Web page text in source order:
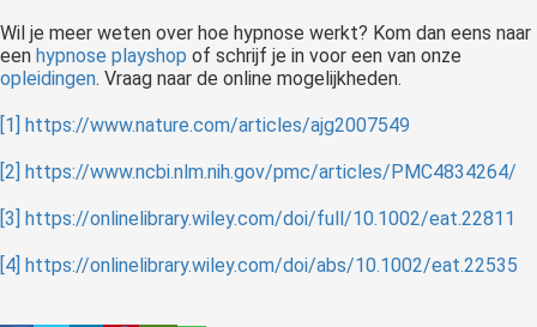
Wil je meer weten over hoe hypnose werkt? Kom dan eens naar
een hypnose playshop of schrijf je in voor een van onze
opleidingen. Vraag naar de online mogelijkheden.
[1] https://www.nature.com/articles/ajg2007549
[2] https://www.ncbi.nlm.nih.gov/pmc/articles/PMC4834264/
[3] https://onlinelibrary.wiley.com/doi/full/10.1002/eat.22811
[4] https://onlinelibrary.wiley.com/doi/abs/10.1002/eat.22535